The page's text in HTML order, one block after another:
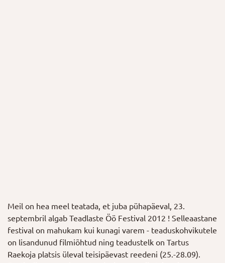
Meil on hea meel teatada, et juba pühapäeval, 23.
septembril algab Teadlaste Öö Festival 2012 ! Selleaastane
festival on mahukam kui kunagi varem - teaduskohvikutele
on lisandunud filmiõhtud ning teadustelk on Tartus
Raekoja platsis üleval teisipäevast reedeni (25.-28.09).